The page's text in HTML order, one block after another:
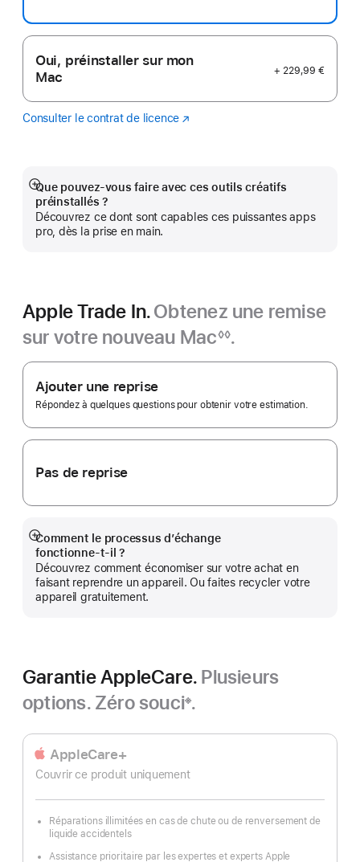
Oui, préinstaller sur mon
Mac
+ 229,99 €
Consulter le contrat de licence Logic
(s’ouvre
fenêtre)
Que pouvez-vous faire avec ces outils créatifs
préinstallés ?
Découvrez ce dont sont capables ces puissantes apps
pro, dès la prise en main.
Afficher
plus
Apple Trade In.Obtenez une remise
sur votre nouveau Mac
de
de
page
◊◊.
Apple
Trade In.
Ajouter une reprise
Répondez à quelques questions pour obtenir votre estimation.
Pas de reprise
Comment le processus d’échange
fonctionne‑t‑il ?
Découvrez comment économiser sur votre achat en
faisant reprendre un appareil. Ou faites recycler votre
appareil gratuitement.
Afficher
plus
Garantie AppleCare. Plusieurs
options. Zéro souci
de
bas
page
※.
AppleCare+
Couvrir ce produit uniquement
Réparations illimitées en cas de chute ou de renversement de
liquide accidentels
Assistance prioritaire par les expertes et experts Apple